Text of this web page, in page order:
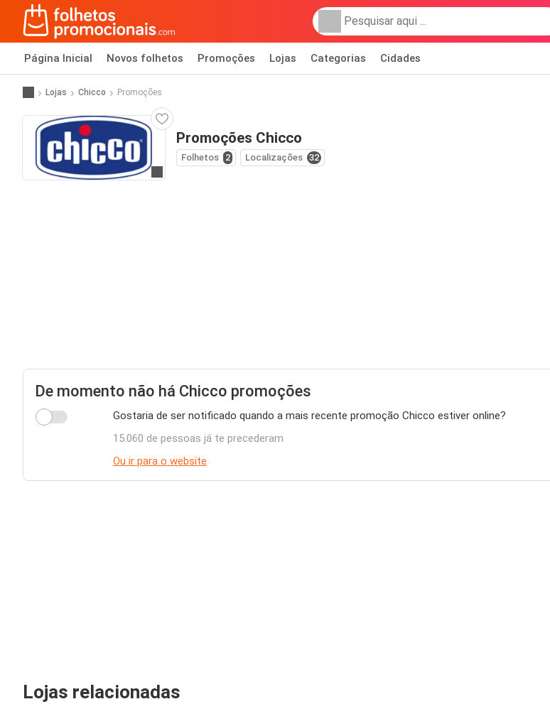
Página Inicial Novos folhetos Promoções Lojas Categorias Cidades
Lojas Chicco Promoções
Promoções Chicco
Folhetos 2 Localizações 32
De momento não há Chicco promoções
Gostaria de ser notificado quando a mais recente promoção Chicco estiver online?
15.060 de pessoas já te precederam
Ou ir para o website
Lojas relacionadas